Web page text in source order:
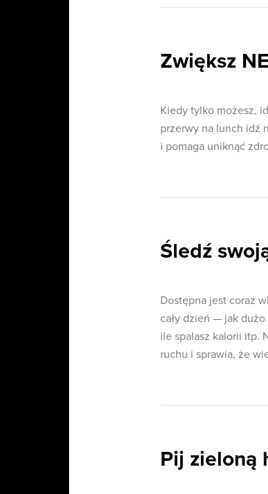
Zwiększ
Kiedy tylko możesz,
przerwy na lunch idź
i pomaga uniknąć
Śledź
Dostępna jest coraz
cały dzień — jak
ile spalasz kalorii itp.
ruchu i sprawia, że
Pij zieloną